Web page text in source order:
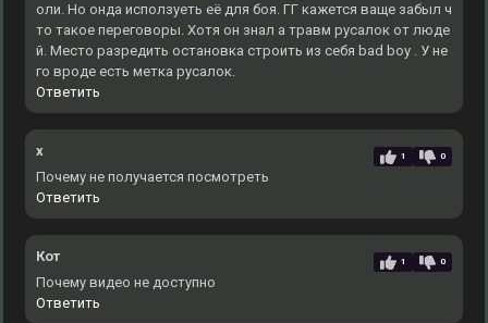
оли. Но онда исползуеть её для боя. ГГ кажется ваще забыл ч
то такое переговоры. Хотя он знал а травм русалок от люде
й. Место разредить остановка строить из себя bad boy . У не
го вроде есть метка русалок.
Ответить
x 1 0
Почему не получается посмотреть
Ответить
Кот 1 0
Почему видео не доступно
Ответить